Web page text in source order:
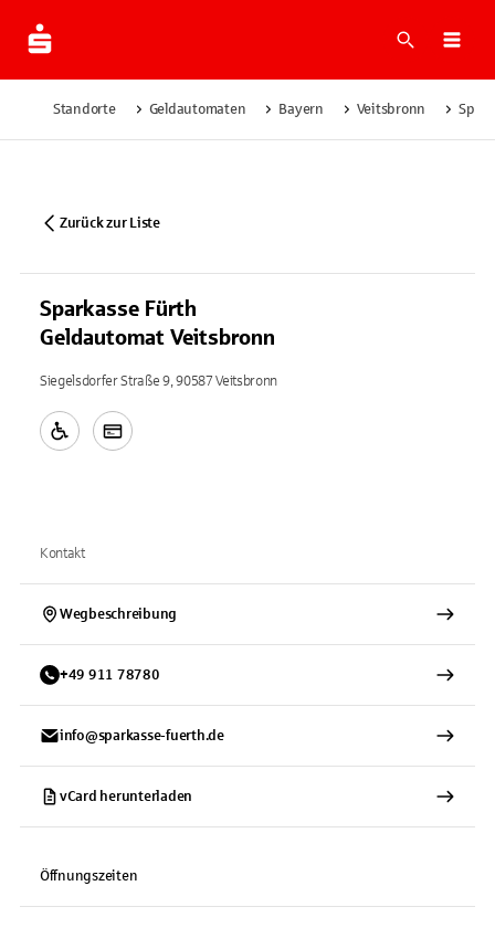
Suche
Standorte Geldautomaten Bayern Veitsbronn
Zurück zur Liste
Sparkasse Fürth
Geldautomat Veitsbronn
Siegelsdorfer Straße 9, 90587 Veitsbronn
Kontakt
Wegbeschreibung
+49 911 78780
info@sparkasse-fuerth.de
vCard herunterladen
Öffnungszeiten